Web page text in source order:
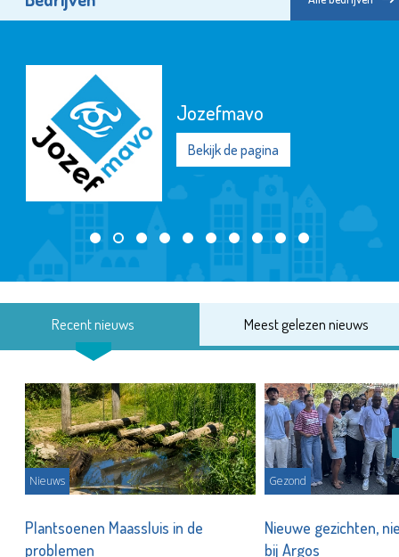
Jozefmavo
Bekijk de pagina
Recent nieuws Meest gelezen nieuws
Nieuws
Plantsoenen Maassluis in de
problemen
Gezond
Nieuwe gezichten,
bij Argos